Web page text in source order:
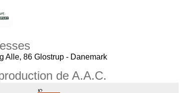
Alle, 86 Glostrup - Danemark
de A.A.C.